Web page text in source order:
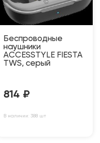
Беспроводные
наушники
ACCESSTYLE FIESTA
TWS, серый
814 ₽
В наличии: 388 шт